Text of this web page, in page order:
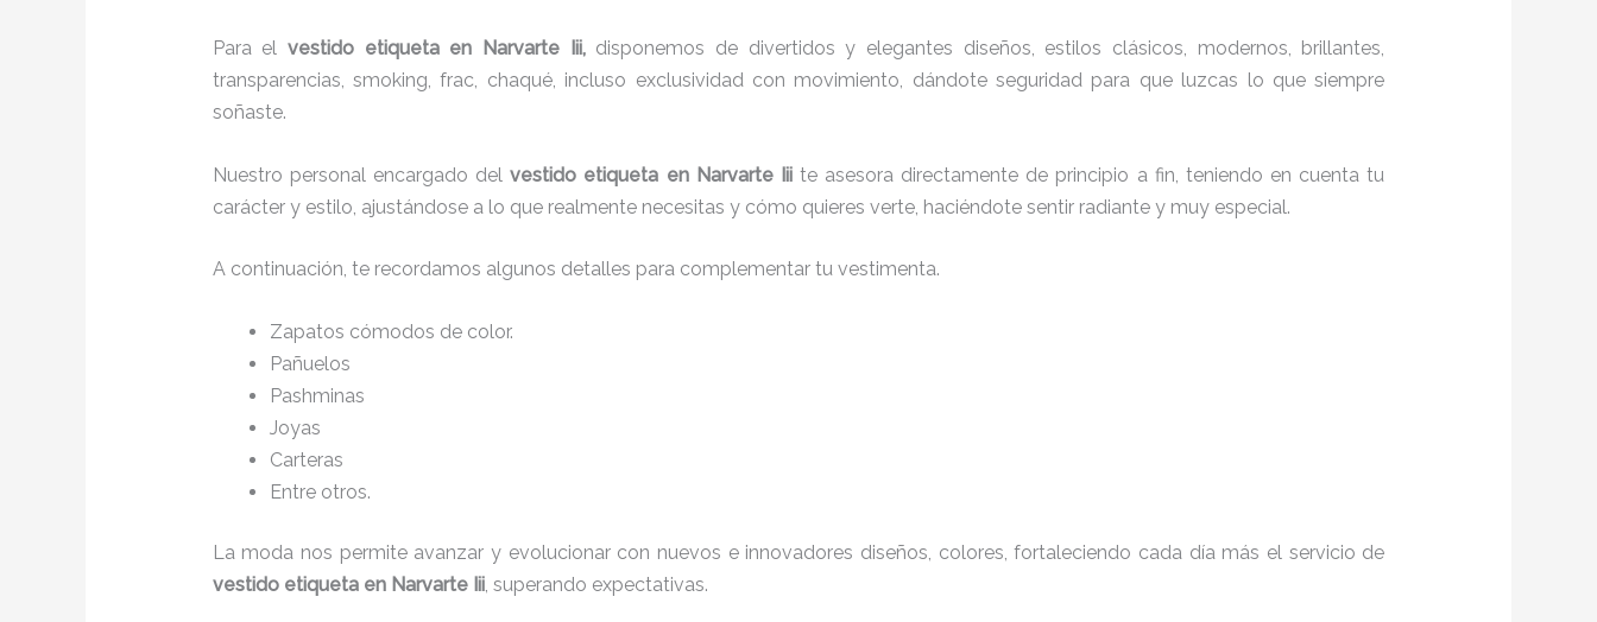
Para elvestido etiquetaen Narvarte Iii, disponemos de divertidos y elegantes diseños, estilos clásicos, modernos, brillantes,
transparencias, smoking, frac, chaqué, incluso exclusividad con movimiento, dándote seguridad para que luzcas lo que siempre
soñaste.
Nuestro personal encargado delvestido etiqueta en Narvarte Iiite asesora directamente de principio a fin, teniendo en cuenta tu
carácter y estilo, ajustándose a lo que realmente necesitas y cómo quieres verte, haciéndote sentir radiante y muy especial.
A continuación, te recordamos algunos detalles para complementar tu vestimenta.
Zapatos cómodos de color.
Pañuelos
Pashminas
Joyas
Carteras
Entre otros.
La moda nos permite avanzar y evolucionar con nuevos e innovadores diseños, colores, fortaleciendo cada día más el servicio de
vestido etiquetaen Narvarte Iii, superando expectativas.